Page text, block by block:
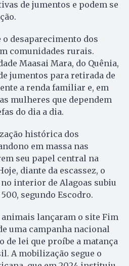
de jumentos e podem se
desaparecimento dos
comunidades rurais.
Maasai Mara, do Quênia,
jumentos para retirada de
a renda familiar e, em
mulheres que dependem
do dia a dia.
histórica dos
em massa nas
seu papel central na
diante da escassez, o
interior de Alagoas subiu
segundo Escodro.
animais lançaram o site Fim
uma campanha nacional
de lei que proíbe a matança
A mobilização segue o